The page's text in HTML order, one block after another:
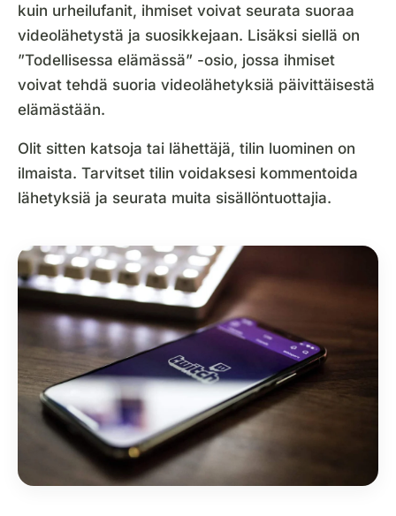
kuin urheilufanit, ihmiset voivat seurata suoraa
videolähetystä ja suosikkejaan. Lisäksi siellä on
”Todellisessa elämässä” -osio, jossa ihmiset
voivat tehdä suoria videolähetyksiä päivittäisestä
elämästään.
Olit sitten katsoja tai lähettäjä, tilin luominen on
ilmaista. Tarvitset tilin voidaksesi kommentoida
lähetyksiä ja seurata muita sisällöntuottajia.